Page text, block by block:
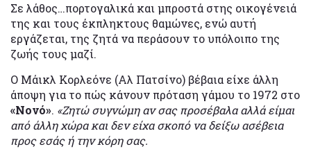
Σε λάθος…πορτογαλικά και μπροστά στης οικογένειά
της και τους έκπληκτους θαμώνες, ενώ αυτή
εργάζεται, της ζητά να περάσουν το υπόλοιπο της
ζωής τους μαζί.
Ο Μάικλ Κορλεόνε (Αλ Πατσίνο) βέβαια είχε άλλη
άποψη για το πώς κάνουν πρόταση γάμου το 1972 στο
«Νονό». «Ζητώ συγνώμη αν σας προσέβαλα αλλά είμαι
από άλλη χώρα και δεν είχα σκοπό να δείξω ασέβεια
προς εσάς ή την κόρη σας.